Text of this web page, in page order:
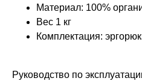
Материал: 100%
Вес 1 кг
Комплектация:
Руководство по